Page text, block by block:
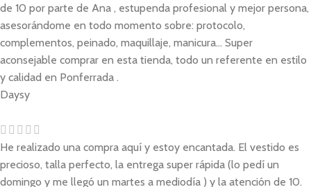
de 10 por parte de Ana , estupenda profesional y mejor persona,
asesorándome en todo momento sobre: protocolo,
complementos, peinado, maquillaje, manicura... Super
aconsejable comprar en esta tienda, todo un referente en estilo
y calidad en Ponferrada .
Daysy
He realizado una compra aquí y estoy encantada. El vestido es
precioso, talla perfecto, la entrega super rápida (lo pedí un
domingo y me llegó un martes a mediodía ) y la atención de 10.